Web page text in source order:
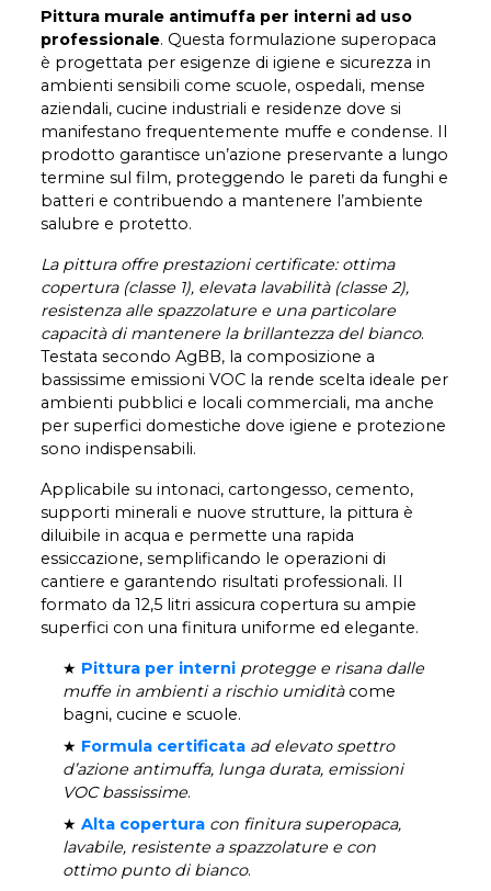
Pittura murale antimuffa per interni ad uso
professionale. Questa formulazione superopaca
è progettata per esigenze di igiene e sicurezza in
ambienti sensibili come scuole, ospedali, mense
aziendali, cucine industriali e residenze dove si
manifestano frequentemente muffe e condense. Il
prodotto garantisce un’azione preservante a lungo
termine sul film, proteggendo le pareti da funghi e
batteri e contribuendo a mantenere l’ambiente
salubre e protetto.
La pittura offre prestazioni certificate: ottima
copertura (classe 1), elevata lavabilità (classe 2),
resistenza alle spazzolature e una particolare
capacità di mantenere la brillantezza del bianco.
Testata secondo AgBB, la composizione a
bassissime emissioni VOC la rende scelta ideale per
ambienti pubblici e locali commerciali, ma anche
per superfici domestiche dove igiene e protezione
sono indispensabili.
Applicabile su intonaci, cartongesso, cemento,
supporti minerali e nuove strutture, la pittura è
diluibile in acqua e permette una rapida
essiccazione, semplificando le operazioni di
cantiere e garantendo risultati professionali. Il
formato da 12,5 litri assicura copertura su ampie
superfici con una finitura uniforme ed elegante.
★ Pittura per interni protegge e risana dalle
muffe in ambienti a rischio umiditàcome
bagni, cucine e scuole.
★ Formula certificata ad elevato spettro
d’azione antimuffa, lunga durata, emissioni
VOC bassissime.
★Alta copertura con finitura superopaca,
lavabile, resistente a spazzolature e con
ottimo punto di bianco.